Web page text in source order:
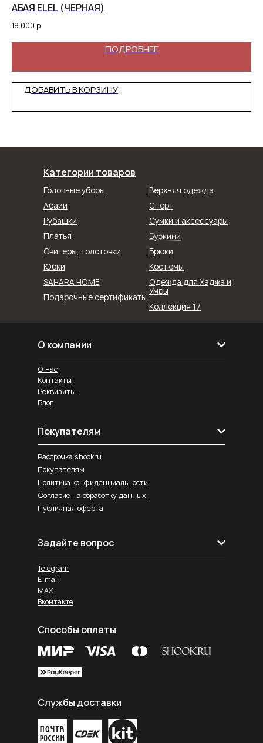
АБАЯ ELEL (ЧЕРНАЯ)
19 000 р.
ПОДРОБНЕЕ
ДОБАВИТЬ В КОРЗИНУ
Категории товаров
Головные уборы
Абайи
Рубашки
Коллекция 17
Спорт
Верхняя одежда
Сумки и аксессуары
Юбки
Брюки
SAHARA HOME
Платья
Свитеры, толстовки
Буркини
Костюмы
Подарочные сертификаты
Одежда для Хаджа и
Умры
О компании
Реквизиты
Блог
О нас
Контакты
Покупателям
Рассрочка shookru
Покупателям
Политика конфиденциальности
Согласие на обработку данных
Публичная оферта
Задайте вопрос
Telegram
E-mail
MAX
Вконтакте
Службы доставки
Способы оплаты